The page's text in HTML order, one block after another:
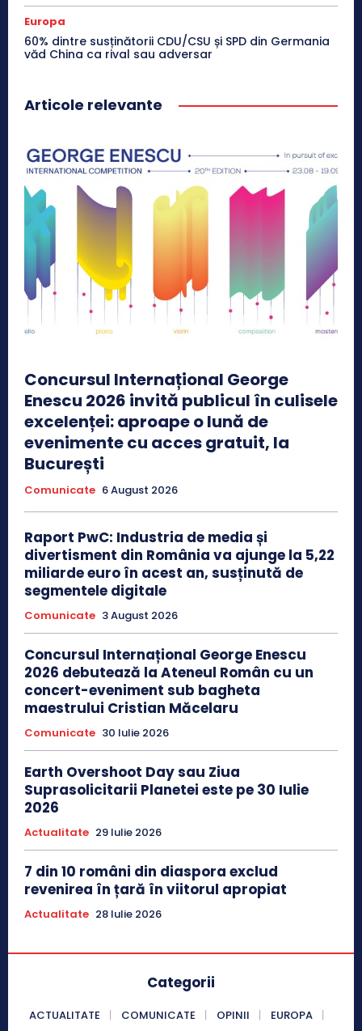
Europa
60% dintre susținătorii CDU/CSU și SPD din Germania
văd China ca rival sau adversar
Articole relevante
Concursul Internațional George
Enescu 2026 invită publicul în culisele
excelenței: aproape o lună de
evenimente cu acces gratuit, la
București
Comunicate 6 August 2026
Raport PwC: Industria de media și
divertisment din România va ajunge la 5,22
miliarde euro în acest an, susținută de
segmentele digitale
Comunicate 3 August 2026
Concursul Internațional George Enescu
2026 debutează la Ateneul Român cu un
concert-eveniment sub bagheta
maestrului Cristian Măcelaru
Comunicate 30 Iulie 2026
Earth Overshoot Day sau Ziua
Suprasolicitarii Planetei este pe 30 Iulie
2026
Actualitate 29 Iulie 2026
7 din 10 români din diaspora exclud
revenirea în țară în viitorul apropiat
Actualitate 28 Iulie 2026
Categorii
ACTUALITATE COMUNICATE OPINII
EUROPA